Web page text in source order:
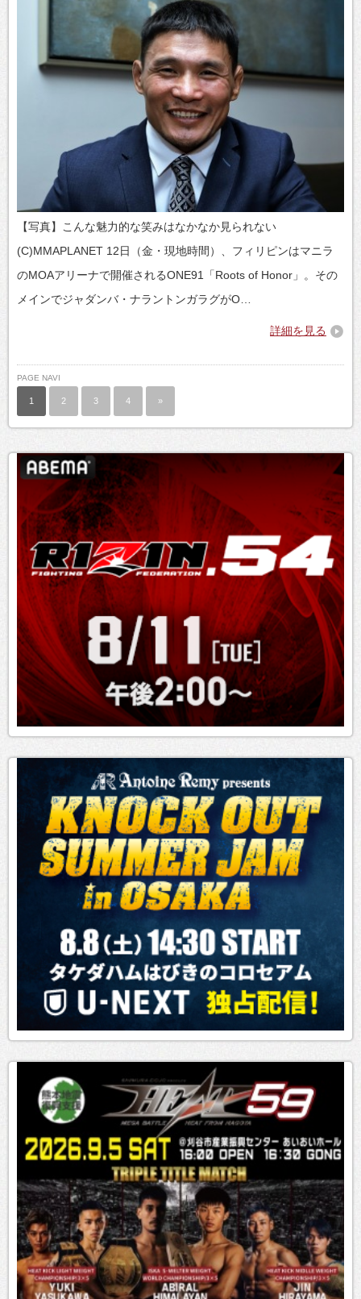
【写真】こんな魅力的な笑みはなかなか見られない
(C)MMAPLANET 12日（金・現地時間）、フィリピンはマニラ
のMOAアリーナで開催されるONE91「Roots of Honor」。その
メインでジャダンバ・ナラントンガラグがO…
詳細を見る
PAGE NAVI
1 2 3 4 »